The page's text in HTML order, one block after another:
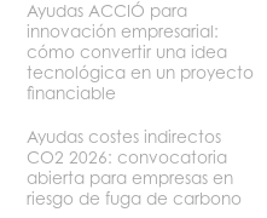
Ayudas ACCIÓ para
innovación empresarial:
cómo convertir una idea
tecnológica en un proyecto
financiable
Ayudas costes indirectos
CO2 2026: convocatoria
abierta para empresas en
riesgo de fuga de carbono